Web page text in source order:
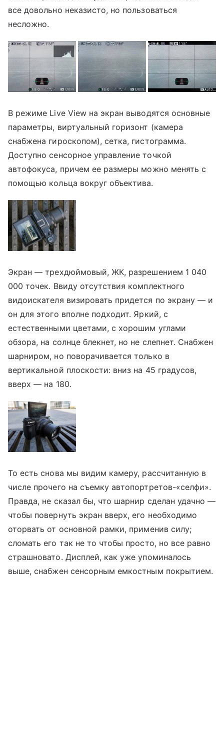
все довольно неказисто, но пользоваться
несложно.
В режиме Live View на экран выводятся основные
параметры, виртуальный горизонт (камера
снабжена гироскопом), сетка, гистограмма.
Доступно сенсорное управление точкой
автофокуса, причем ее размеры можно менять с
помощью кольца вокруг объектива.
Экран — трехдюймовый, ЖК, разрешением 1 040
000 точек. Ввиду отсутствия комплектного
видоискателя визировать придется по экрану — и
он для этого вполне подходит. Яркий, с
естественными цветами, с хорошим углами
обзора, на солнце блекнет, но не слепнет. Снабжен
шарниром, но поворачивается только в
вертикальной плоскости: вниз на 45 градусов,
вверх — на 180.
То есть снова мы видим камеру, рассчитанную в
числе прочего на съемку автопортретов-«селфи».
Правда, не сказал бы, что шарнир сделан удачно —
чтобы повернуть экран вверх, его необходимо
оторвать от основной рамки, применив силу;
сломать его так не то чтобы просто, но все равно
страшновато. Дисплей, как уже упоминалось
выше, снабжен сенсорным емкостным покрытием.